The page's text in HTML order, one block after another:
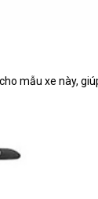
mẫu xe này,